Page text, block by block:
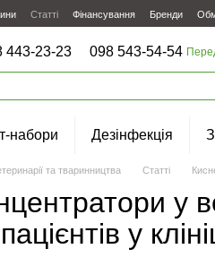
Статті Фінансування Бренди
443-23-23 098 543-54-54
набори Дезінфекція
та тваринництва Статті
у
у